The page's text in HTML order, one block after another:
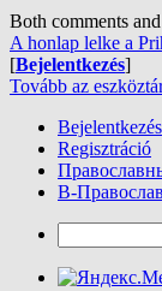
Both comments
A honlap lelke a
[Bejelentkezés]
Tovább az
Bejelentkezés
Regisztráció
В-